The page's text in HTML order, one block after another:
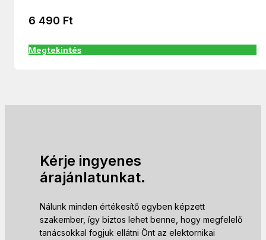
6 490 Ft
Megtekintés
Kérje ingyenes
árajánlatunkat.
Nálunk minden értékesítő egyben képzett
szakember, így biztos lehet benne, hogy megfelelő
tanácsokkal fogjuk ellátni Önt az elektornikai